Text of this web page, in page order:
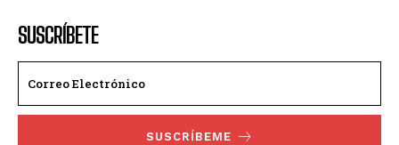
SUSCRÍBETE
SUSCRÍBEME